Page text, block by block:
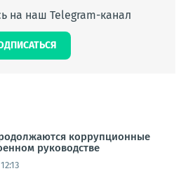
на наш Telegram-канал
коррупционные
руководстве